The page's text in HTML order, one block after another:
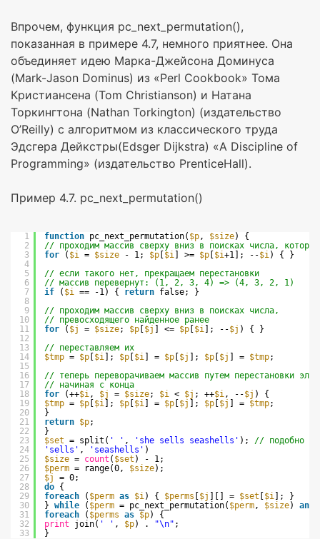
Впрочем, функция pc_next_permutation(),
показанная в примере 4.7, немного приятнее. Она
объединяет идею Марка-Джейсона Доминуса
(Mark-Jason Dominus) из «Perl Cookbook» Тома
Кристиансена (Tom Christianson) и Натана
Торкингтона (Nathan Torkington) (издательство
O’Reilly) с алгоритмом из классического труда
Эдсгера Дейкстры(Edsger Dijkstra) «A Discipline of
Programming» (издательство PrenticeHall).
Пример 4.7. pc_next_permutation()
1
2
3
4
5
6
7
8
9
10
11
12
13
14
15
16
17
18
19
20
21
22
23
24
25
26
27
28
29
30
31
32
33
function pc_next_permutation( $p, $size) {
// проходим массив сверху вниз в поисках числа, которое
for
( $i = $size - 1; $p [$i] >= $p [$i+1]; --$i) { }
// если такого нет, прекращаем перестановки
// массив перевернут: (1, 2, 3, 4) => (4, 3, 2, 1)
if
( $i == -1) { return false; }
// проходим массив сверху вниз в поисках числа,
// превосходящего найденное ранее
for
( $j = $size; $p [$j ] <= $p [$i]; --$j ) { }
// переставляем их
$tmp = $p [$i]; $p [$i] = $p [$j ]; $p [$j ] = $tmp;
// теперь переворачиваем массив путем перестановки
// начиная с конца
for
(++$i, $j = $size; $i < $j ; ++$i, --$j ) {
$tmp = $p [$i]; $p [$i] = $p [$j ]; $p [$j ] = $tmp;
}
return $p;
}
$set = split( ' ' , 'she sells seashells' ); // подобно
'sells' , 'seashells' )
$size = count ( $set ) - 1;
$perm = range(0, $size);
$j
= 0;
do {
foreach
( $perm as $i) { $perms [$j ][] = $set [$i]; }
} while ( $perm = pc_next_permutation( $perm, $size) and
foreach
( $perms as $p) {
print
join( ' ' , $p) . "\n" ;
}